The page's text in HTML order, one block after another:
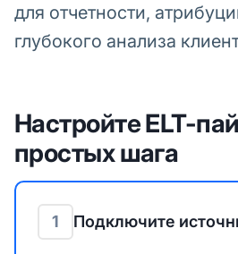
для отчетности,
глубокого анализа
Настройте ELT-
простых шага
1 Подключите